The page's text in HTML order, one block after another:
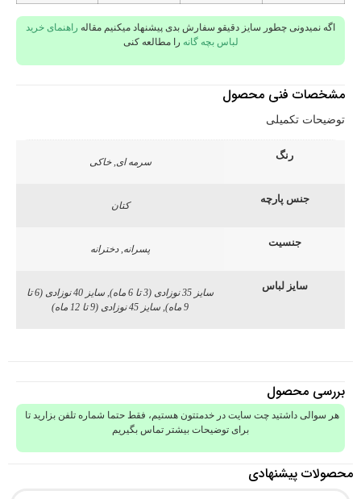
اگه نمیدونی چطور سایز دقیقو سفارش بدی پیشنهاد میکنیم مقاله راهنمای خرید
لباس بچه گانه را مطالعه کنی
مشخصات فنی محصول
توضیحات تکمیلی
رنگ
سرمه ای, خاکی
جنس پارچه
کتان
جنسیت
پسرانه, دخترانه
سایز لباس
سایز 35 نوزادی (3 تا 6 ماه), سایز 40 نوزادی (6 تا
9 ماه), سایز 45 نوزادی (9 تا 12 ماه)
بررسی محصول
هر سوالی داشتید چت سایت در خدمتتون هستیم، فقط حتما شماره تلفن بزارید تا
برای توضیحات بیشتر تماس بگیریم
محصولات پیشنهادی